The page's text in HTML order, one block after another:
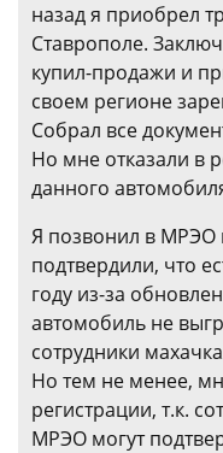
назад я приобрел
Ставрополе.
купил-продажи и
своем регионе
Собрал все
Но мне отказали в
данного
Я позвонил в МРЭО
подтвердили, что
году из-за
автомобиль не
сотрудники
Но тем не менее,
регистрации, т.к.
МРЭО могут